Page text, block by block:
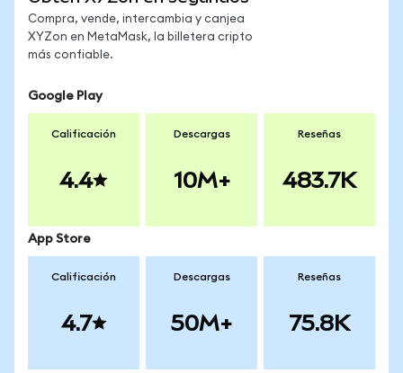
Compra, vende, intercambia y canjea
XYZon en MetaMask, la billetera cripto
más confiable.
Google Play
Calificación
4.4
Descargas
10M+
Reseñas
483.7K
App Store
Calificación
4.7
Descargas
50M+
Reseñas
75.8K